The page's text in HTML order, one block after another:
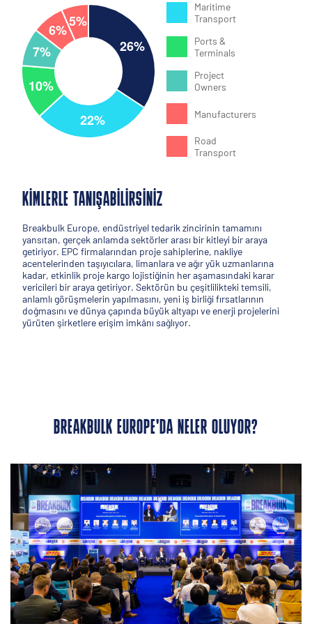
Maritime
Transport
Ports &
Terminals
Project
Owners
Manufacturers
Road
Transport
KIMLERLE TANIŞABILIRSINIZ
Breakbulk Europe, endüstriyel tedarik zincirinin tamamını
yansıtan, gerçek anlamda sektörler arası bir kitleyi bir araya
getiriyor. EPC firmalarından proje sahiplerine, nakliye
acentelerinden taşıyıcılara, limanlara ve ağır yük uzmanlarına
kadar, etkinlik proje kargo lojistiğinin her aşamasındaki karar
vericileri bir araya getiriyor. Sektörün bu çeşitlilikteki temsili,
anlamlı görüşmelerin yapılmasını, yeni iş birliği fırsatlarının
doğmasını ve dünya çapında büyük altyapı ve enerji projelerini
yürüten şirketlere erişim imkânı sağlıyor.
BREAKBULK EUROPE'DA NELER OLUYOR?